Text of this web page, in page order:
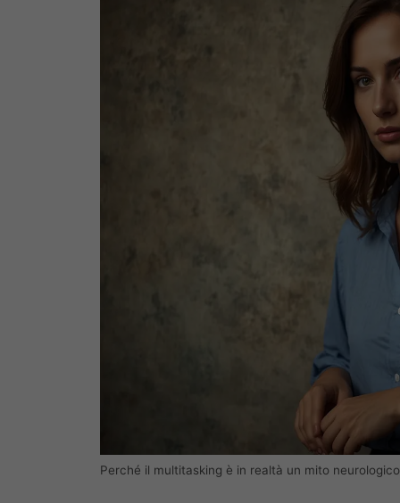
Perché il multitasking è in realtà un mito neurologico